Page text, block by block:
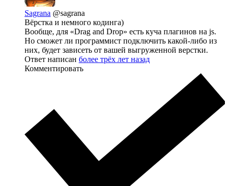
Sagrana @sagrana
Вёрстка и немного кодинга)
Вообще, для «Drag and Drop» есть куча плагинов на js.
Но сможет ли программист подключить какой-либо из
них, будет зависеть от вашей выгруженной верстки.
Ответ написан более трёх лет назад
Комментировать